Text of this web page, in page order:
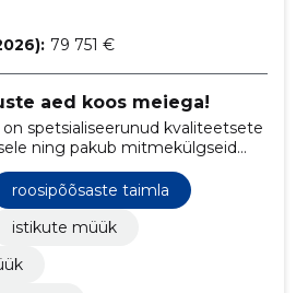
79 751 €
aed koos meiega!
on spetsialiseerunud kvaliteetsete
ning pakub mitmekülgseid
nõustamist, haljastuse
roosipõõsaste taimla
istikute müük